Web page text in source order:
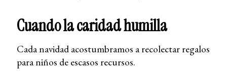
Cuando la caridad humilla
Cada navidad acostumbramos a recolectar regalos
para niños de escasos recursos.